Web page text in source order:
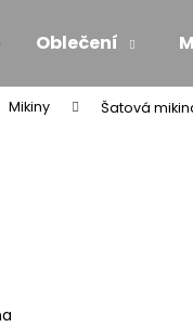
Oblečení
Mikiny Šatová